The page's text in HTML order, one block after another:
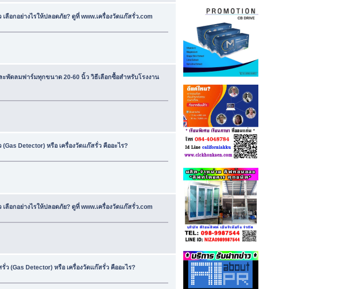
เลือกอย่างไรให้ปลอดภัย? ดูที่ www.เครื่องวัดแก๊สรั่ว.com
พัดลมฟาร์มทุกขนาด 20-60 นิ้ว วิธีเลือกซื้อสำหรับโรงงาน
(Gas Detector) หรือ เครื่องวัดแก๊สรั่ว คืออะไร?
เลือกอย่างไรให้ปลอดภัย? ดูที่ www.เครื่องวัดแก๊สรั่ว.com
ว (Gas Detector) หรือ เครื่องวัดแก๊สรั่ว คืออะไร?